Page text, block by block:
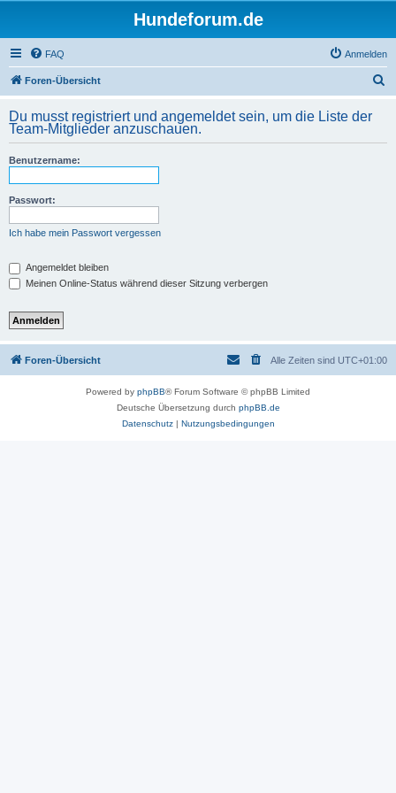
Hundeforum.de
FAQ Anmelden
Foren-Übersicht
h
Du musst registriert und angemeldet sein, um die Liste der
Team-Mitglieder anzuschauen.
Benutzername:
Passwort:
Ich habe mein Passwort vergessen
Angemeldet bleiben
Meinen Online-Status während dieser Sitzung verbergen
Foren-Übersicht Alle Zeiten sind UTC+01:00
Powered by phpBB® Forum Software © phpBB Limited
Deutsche Übersetzung durch phpBB.de
Datenschutz| Nutzungsbedingungen